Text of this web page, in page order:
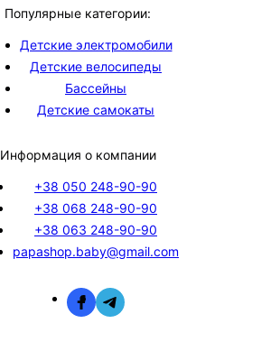
Популярные категории:
Детские электромобили
Детские велосипеды
Бассейны
Детские самокаты
Информация о компании
+38 050 248-90-90
+38 068 248-90-90
+38 063 248-90-90
papashop.baby@gmail.com